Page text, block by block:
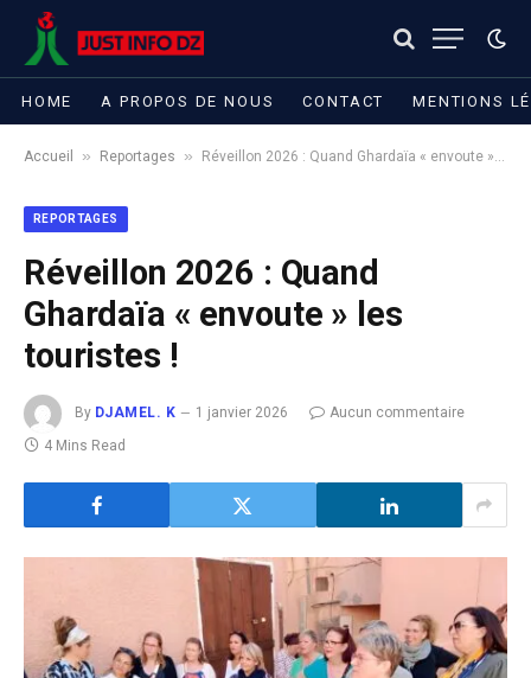
HOME A PROPOS DE NOUS CONTACT MENTIONS
Accueil » Reportages » Réveillon 2026 : Quand Ghardaïa « envoute » les touristes !
REPORTAGES
Réveillon 2026 : Quand
Ghardaïa « envoute » les
touristes !
By DJAMEL. K 1 janvier 2026
Aucun commentaire
4 Mins Read